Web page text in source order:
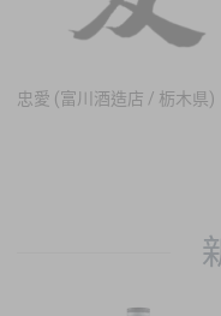
忠愛 (富川酒造店 / 栃木県)